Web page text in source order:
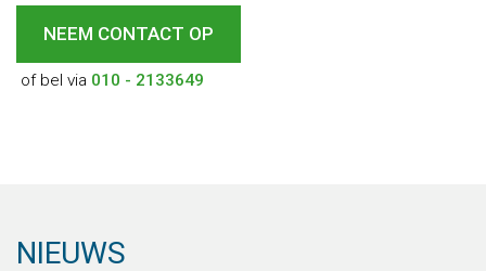
NEEM CONTACT OP
of bel via 010 - 2133649
NIEUWS